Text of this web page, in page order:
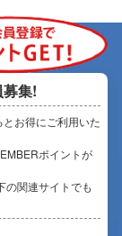
集!
とお得にご利用いた
ポイントが
の関連サイトでも